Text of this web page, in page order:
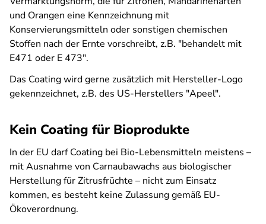
und Orangen eine Kennzeichnung mit
Konservierungsmitteln oder sonstigen chemischen
Stoffen nach der Ernte vorschreibt, z.B. "behandelt mit
E471 oder E 473".
Das Coating wird gerne zusätzlich mit Hersteller-Logo
gekennzeichnet, z.B. des US-Herstellers "Apeel".
Kein Coating für Bioprodukte
In der EU darf Coating bei Bio-Lebensmitteln meistens –
mit Ausnahme von Carnaubawachs aus biologischer
Herstellung für Zitrusfrüchte – nicht zum Einsatz
kommen, es besteht keine Zulassung gemäß EU-
Ökoverordnung.